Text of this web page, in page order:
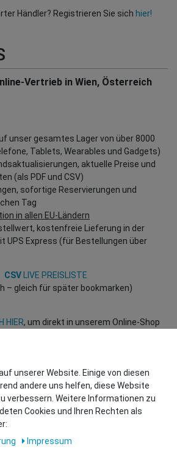
Händler? Registrieren Sie sich hier!
Vertrieb in Wien, Österreich
unser gesamtes Lager von über 8000
Tablets, Wearables und Gadgets)
aktuelle Preise und
(als PDF und CSV)
sofortige Reservierungen und
Tag
in allen EU-Ländern
kostenfreie Lieferung in der
UPS Express (für Bestellungen über
CSV
LIVE PREISLISTE
– gleich für später bookmarken)
HIER, um direkt in unserem Online-Shop
und B2B Kunden – gültige EU UID
GSMshop Purchase Team
unserer Website. Einige von diesen
andere uns helfen, diese Website
verbessern. Weitere Informationen zu
Cookies und Ihren Rechten als
Impressum